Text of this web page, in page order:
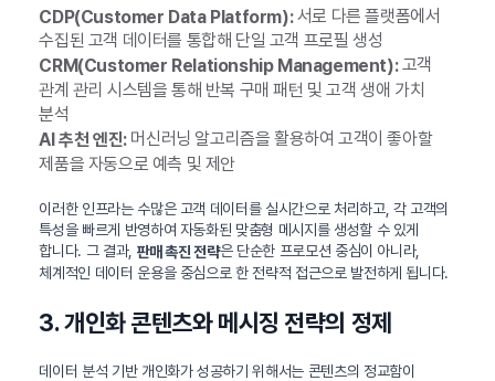
CDP(Customer Data Platform):서로 다른 플랫폼에서
수집된 고객 데이터를 통합해 단일 고객 프로필 생성
CRM(Customer Relationship Management):고객
관계 관리 시스템을 통해 반복 구매 패턴 및 고객 생애 가치
분석
AI 추천 엔진:머신러닝 알고리즘을 활용하여 고객이 좋아할
제품을 자동으로 예측 및 제안
이러한 인프라는 수많은 고객 데이터를 실시간으로 처리하고, 각 고객의
특성을 빠르게 반영하여 자동화된 맞춤형 메시지를 생성할 수 있게
합니다. 그 결과, 판매 촉진 전략은 단순한 프로모션 중심이 아니라,
체계적인 데이터 운용을 중심으로 한 전략적 접근으로 발전하게 됩니다.
3. 개인화 콘텐츠와 메시징 전략의 정제
데이터 분석 기반 개인화가 성공하기 위해서는 콘텐츠의 정교함이